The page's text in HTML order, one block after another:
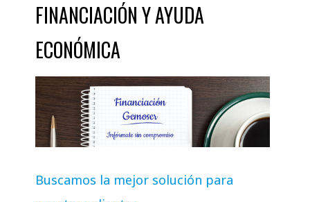
FINANCIACIÓN Y AYUDA
ECONÓMICA
Buscamos la mejor solución para